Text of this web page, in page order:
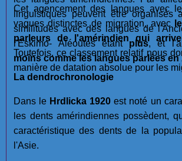
linguistiques peuvent être organisés
similitudes avec des langues de
l'Eskimo- Aléoutes êtantplus, et
moins comme les langues parlées en
Cet agencement des langues avec
vagues distinctes de migration, avec
parleurs de l'amérindien qui
Toutefois, ce classement relatif nous
manière de datation absolue pour les
La dendrochronologie
Dans le Hrdlicka 1920 est noté un
les dents amérindiennes possèdent,
caractéristique des dents de la
l'Asie.